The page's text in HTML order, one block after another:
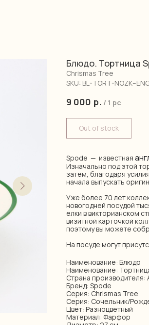
Блюдо. Тортница
Chrismas Tree
SKU: BL-TORT-NOZK--
9 000 р. / 1 pc
Out of stock
Spode — известная
Изначально под этой
затем, благодаря
начала выпускать
Уже более 70 лет
новогодней посудой
елки в викторианском
визитной карточкой
поэтому вы можете
На посуде могут
Наименование: Блюдо
Наименование:
Страна производителя:
Бренд: Spode
Серия: Chrismas Tree
Серия: Сочельник/
Цвет: Разноцветный
Материал: Фарфор